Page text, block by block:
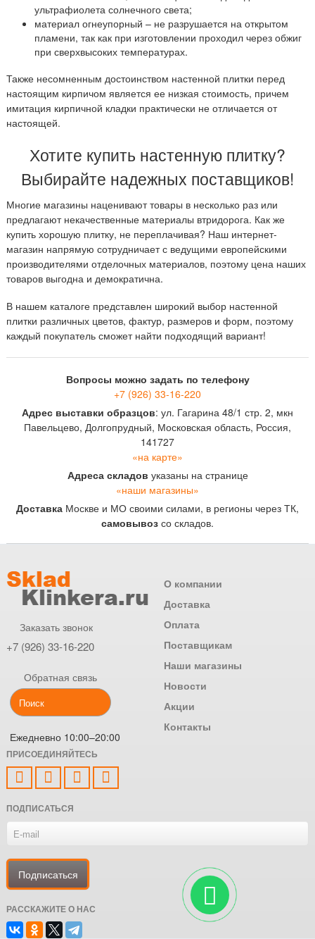
ультрафиолета солнечного света;
материал огнеупорный – не разрушается на открытом
пламени, так как при изготовлении проходил через обжиг
при сверхвысоких температурах.
Также несомненным достоинством настенной плитки перед
настоящим кирпичом является ее низкая стоимость, причем
имитация кирпичной кладки практически не отличается от
настоящей.
Хотите купить настенную плитку?
Выбирайте надежных поставщиков!
Многие магазины наценивают товары в несколько раз или
предлагают некачественные материалы втридорога. Как же
купить хорошую плитку, не переплачивая? Наш интернет-
магазин напрямую сотрудничает с ведущими европейскими
производителями отделочных материалов, поэтому цена наших
товаров выгодна и демократична.
В нашем каталоге представлен широкий выбор настенной
плитки различных цветов, фактур, размеров и форм, поэтому
каждый покупатель сможет найти подходящий вариант!
Вопросы можно задать по телефону
+7 (926) 33-16-220
Адрес выставки образцов: ул. Гагарина 48/1 стр. 2, мкн
Павельцево, Долгопрудный, Московская область, Россия,
141727
«на карте»
Адреса складов указаны на странице
«наши магазины»
Доставка Москве и МО своими силами, в регионы через ТК,
самовывоз со складов.
Заказать звонок
+7 (926) 33-16-220
Обратная связь
Ежедневно 10:00–20:00
О компании
Доставка
Оплата
Поставщикам
Наши магазины
Новости
Акции
Контакты
ПРИСОЕДИНЯЙТЕСЬ
ПОДПИСАТЬСЯ
РАССКАЖИТЕ О НАС